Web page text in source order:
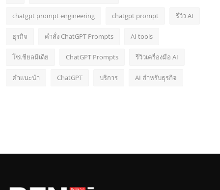
chatgpt prompt engineering chatgpt prompt รีวิว AI
ธุรกิจ คำสั่ง ChatGPT Prompts AI tools
โซเชียลมีเดีย ChatGPT Prompts รีวิวเครื่องมือ AI
คำแนะนำ ChatGPT บริการ AI สำหรับธุรกิจ